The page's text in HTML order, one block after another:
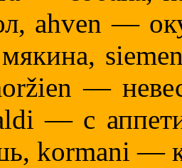
ahven —
—
— с
kormani —